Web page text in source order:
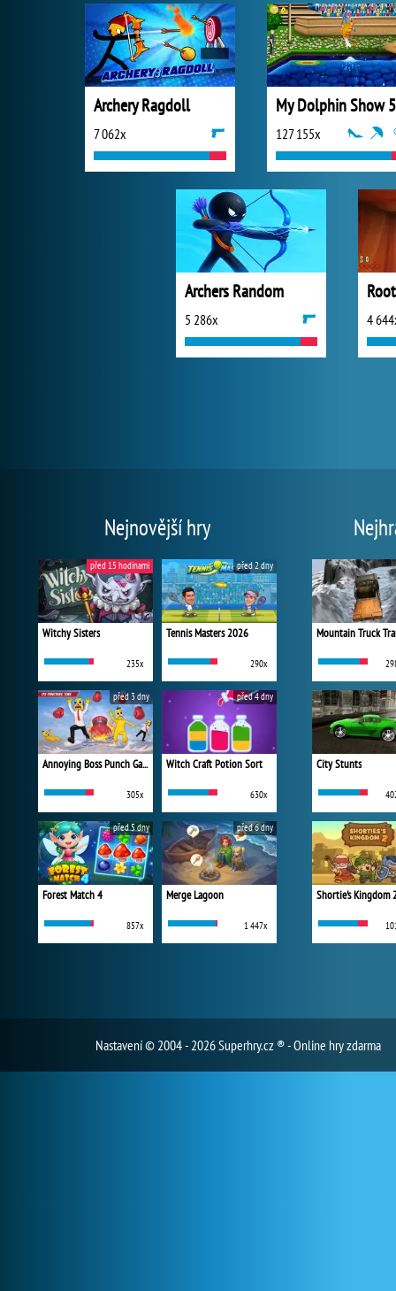
Archery Ragdoll
7 062x
My Dolphin Show 5
127 155x
Archers Random
5 286x 4
Nejnovější hry
Witchy Sisters
235x
před 15 hodinami
Tennis Masters 2026
290x
před 2 dny
Annoying Boss Punch Game
305x
před 3 dny
Witch Craft Potion Sort
630x
před 4 dny
Forest Match 4
857x
před 5 dny
Merge Lagoon
1 447x
před 6 dny
Mountain Truck
City Stunts
Shortie's Kingdom
Nastavení© 2004 - 2026 Superhry.cz ® - Online hry zdarma